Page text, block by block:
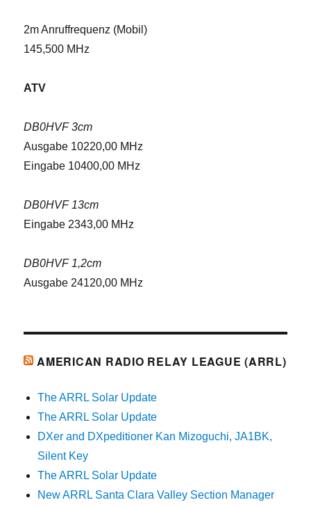
2m Anruffrequenz (Mobil)
145,500 MHz
ATV
DB0HVF 3cm
Ausgabe 10220,00 MHz
Eingabe 10400,00 MHz
DB0HVF 13cm
Eingabe 2343,00 MHz
DB0HVF 1,2cm
Ausgabe 24120,00 MHz
AMERICAN RADIO RELAY LEAGUE (ARRL)
The ARRL Solar Update
The ARRL Solar Update
DXer and DXpeditioner Kan Mizoguchi, JA1BK,
Silent Key
The ARRL Solar Update
New ARRL Santa Clara Valley Section Manager